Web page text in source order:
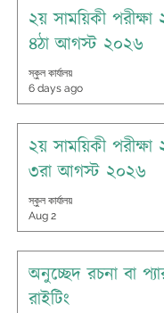
২য় সাময়িকী
৪ঠা আগস্ট ২০২৬
স্কুল কার্যালয়
6 days ago
২য় সাময়িকী
৩রা আগস্ট ২০২৬
স্কুল কার্যালয়
Aug 2
অনুচ্ছেদ রচনা বা
রাইটিং